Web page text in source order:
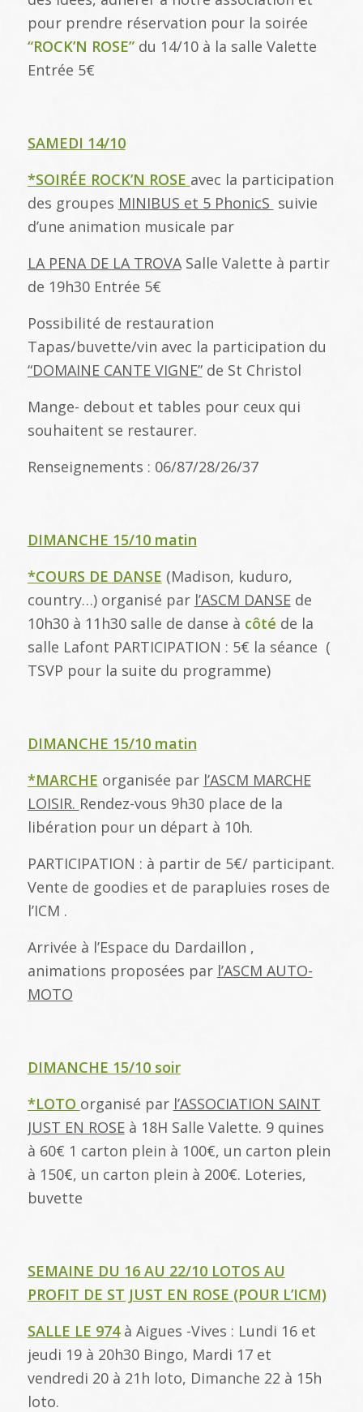
pour prendre réservation pour la soirée
“ROCK’N ROSE” du 14/10 à la salle Valette
Entrée 5€
SAMEDI 14/10
*SOIRÉE ROCK’N ROSE avec la participation
des groupes MINIBUS et 5 PhonicS suivie
d’une animation musicale par
LA PENA DE LA TROVASalle Valette à partir
de 19h30 Entrée 5€
Possibilité de restauration
Tapas/buvette/vin avec la participation du
“DOMAINE CANTE VIGNE”de St Christol
Mange- debout et tables pour ceux qui
souhaitent se restaurer.
Renseignements : 06/87/28/26/37
DIMANCHE 15/10 matin
*COURS DE DANSE (Madison, kuduro,
country…) organisé par l’ASCM DANSEde
10h30 à 11h30 salle de danse à côté de la
salle Lafont PARTICIPATION : 5€ la séance (
TSVP pour la suite du programme)
DIMANCHE 15/10 matin
*MARCHE organisée par l’ASCM MARCHE
LOISIR. Rendez-vous 9h30 place de la
libération pour un départ à 10h.
PARTICIPATION : à partir de 5€/ participant.
Vente de goodies et de parapluies roses de
l’ICM .
Arrivée à l’Espace du Dardaillon ,
animations proposées par l’ASCM AUTO-
MOTO
DIMANCHE 15/10 soir
*LOTO organisé par l’ASSOCIATION SAINT
JUST EN ROSEà 18H Salle Valette. 9 quines
à 60€ 1 carton plein à 100€, un carton plein
à 150€, un carton plein à 200€. Loteries,
buvette
SEMAINE DU 16 AU 22/10 LOTOS AU
PROFIT DE ST JUST EN ROSE (POUR L’ICM)
SALLE LE 974à Aigues -Vives : Lundi 16 et
jeudi 19 à 20h30 Bingo, Mardi 17 et
vendredi 20 à 21h loto, Dimanche 22 à 15h
loto.